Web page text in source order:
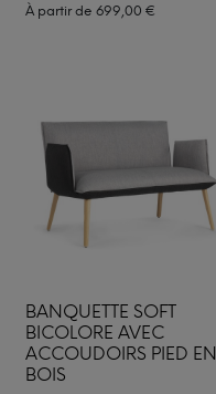
À partir de 699,00 €
BANQUETTE SOFT
BICOLORE AVEC
ACCOUDOIRS PIED EN
BOIS